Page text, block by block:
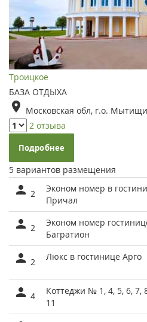
Троицкое
БАЗА ОТДЫХА
Московская обл, г.о.
2 отзыва
Подробнее
5 вариантов размещения
2
Эконом номер в
Причал
2
Эконом номер
Багратион
2 Люкс в гостинице Арго
4
Коттеджи № 1, 4, 5, 6, 7,
11